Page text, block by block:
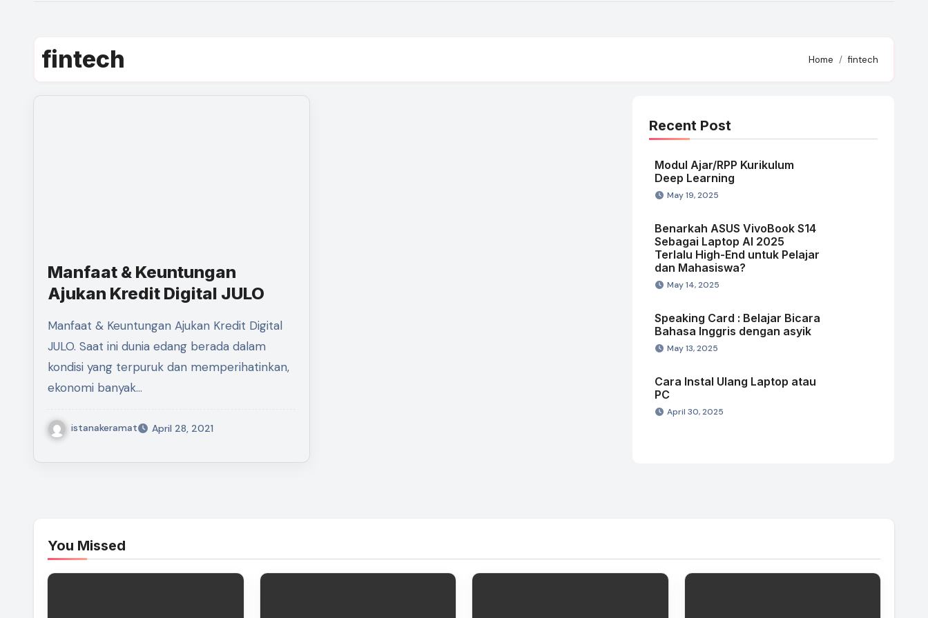
fintech Home fintech
Manfaat & Keuntungan
Ajukan Kredit Digital JULO
Manfaat & Keuntungan Ajukan Kredit Digital
JULO. Saat ini dunia edang berada dalam
kondisi yang terpuruk dan memperihatinkan,
ekonomi banyak…
istanakeramat April 28, 2021
Recent Post
Modul Ajar/RPP Kurikulum
Deep Learning
May 19, 2025
Benarkah ASUS VivoBook S14
Sebagai Laptop AI 2025
Terlalu High-End untuk Pelajar
dan Mahasiswa?
May 14, 2025
Speaking Card : Belajar Bicara
Bahasa Inggris dengan asyik
May 13, 2025
Cara Instal Ulang Laptop atau
PC
April 30, 2025
You Missed